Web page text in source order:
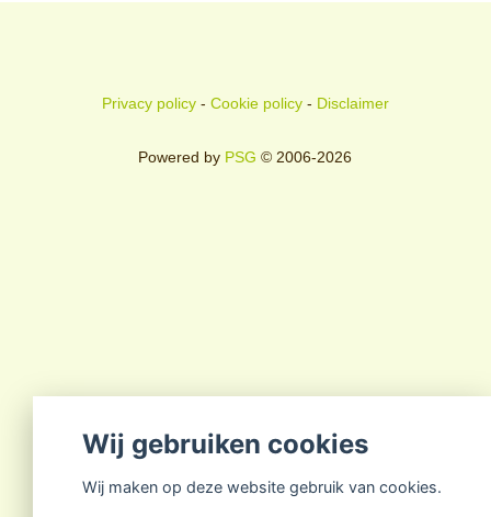
Privacy policy- Cookie policy- Disclaimer
Powered by PSG © 2006-2026
Wij gebruiken cookies
Wij maken op deze website gebruik van cookies.